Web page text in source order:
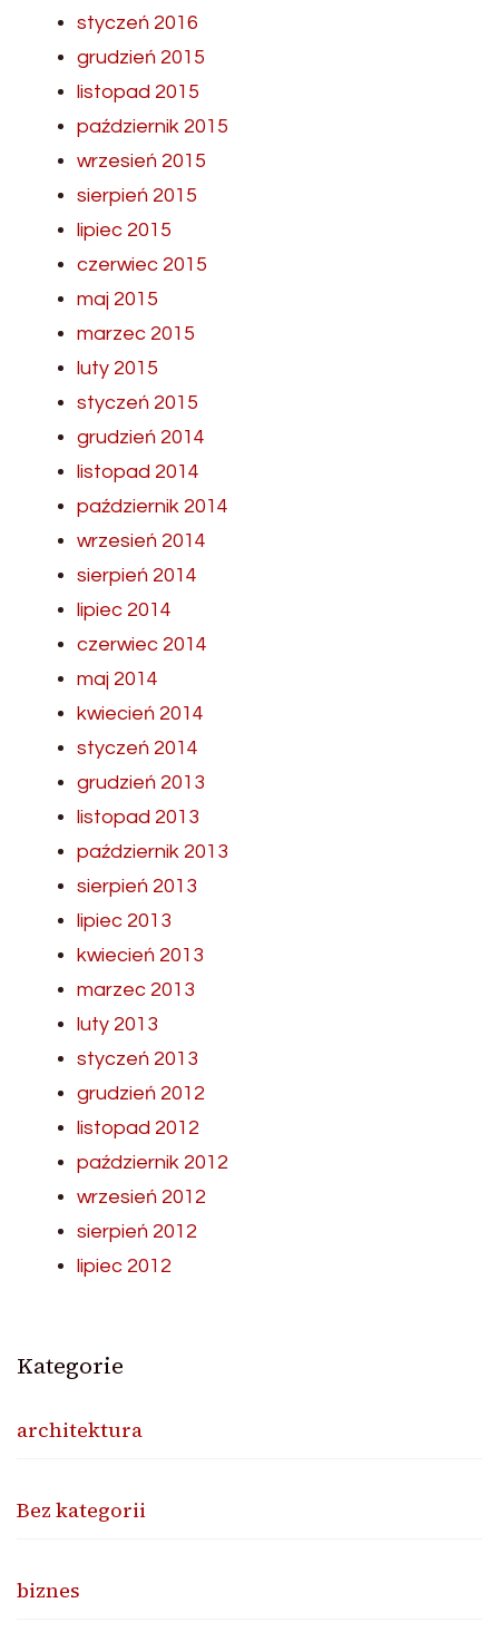
styczeń 2016
grudzień 2015
listopad 2015
październik 2015
wrzesień 2015
sierpień 2015
lipiec 2015
czerwiec 2015
maj 2015
marzec 2015
luty 2015
styczeń 2015
grudzień 2014
listopad 2014
październik 2014
wrzesień 2014
sierpień 2014
lipiec 2014
czerwiec 2014
maj 2014
kwiecień 2014
styczeń 2014
grudzień 2013
listopad 2013
październik 2013
sierpień 2013
lipiec 2013
kwiecień 2013
marzec 2013
luty 2013
styczeń 2013
grudzień 2012
listopad 2012
październik 2012
wrzesień 2012
sierpień 2012
lipiec 2012
Kategorie
architektura
Bez kategorii
biznes